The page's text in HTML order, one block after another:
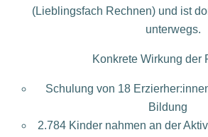
(Lieblingsfach Rechnen) und ist
unterwegs.
Konkrete Wirkung der
Schulung von 18
Bildung
2.784 Kinder nahmen an der